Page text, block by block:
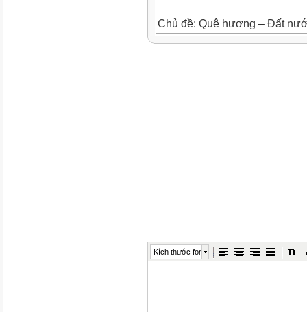
Chủ đề: Quê hương – Đất
Kích thước font